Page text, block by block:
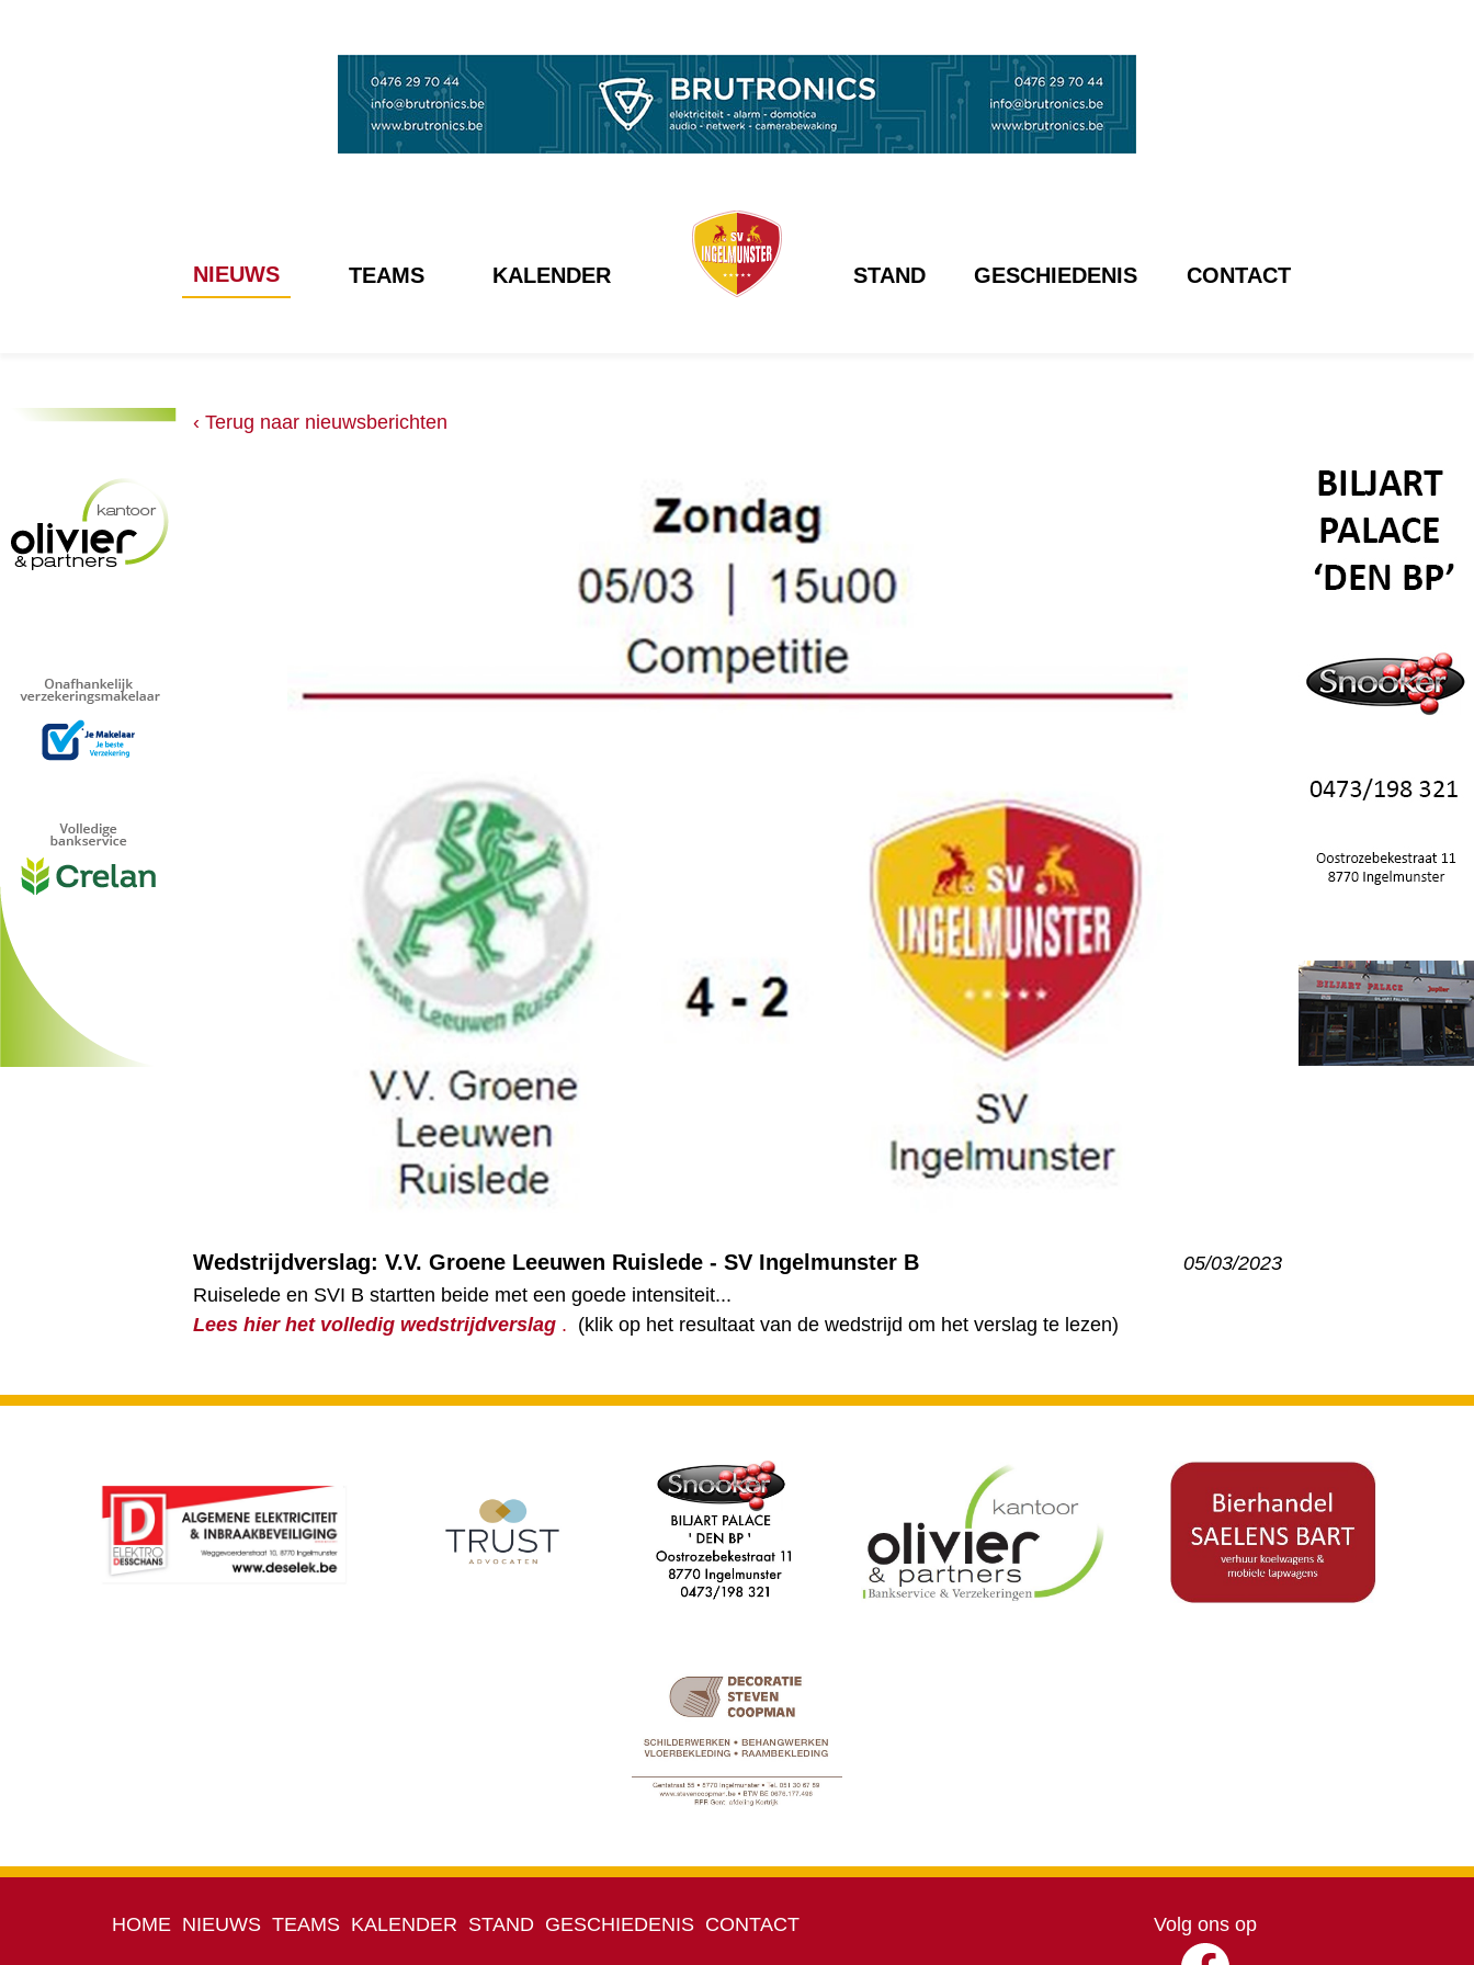
NIEUWS TEAMS KALENDER STAND GESCHIEDENIS CONTACT
‹ Terug naar nieuwsberichten
Wedstrijdverslag: V.V. Groene Leeuwen Ruislede - SV Ingelmunster B
05/03/2023
Ruiselede en SVI B startten beide met een goede intensiteit...
Lees hier het volledig wedstrijdverslag . (klik op het resultaat van de wedstrijd om het verslag te lezen)
HOME NIEUWS TEAMS KALENDER STAND GESCHIEDENIS CONTACT Volg ons op